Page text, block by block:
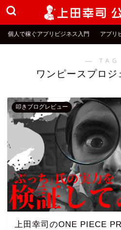
個人で稼ぐアプリビジネス入門 アプリ
―
ワンピースプロジ
叩きブログレビュー
上田幸司のONE PIECE